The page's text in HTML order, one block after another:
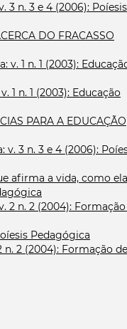
3 n. 3 e 4 (2006): Poíesis
DO FRACASSO
v. 1 n. 1 (2003):
1 n. 1 (2003): Educação
PARA A EDUCAÇÃO
v. 3 n. 3 e 4 (2006):
afirma a vida, como
2 n. 2 (2004):
Pedagógica
n. 2 (2004): Formação de